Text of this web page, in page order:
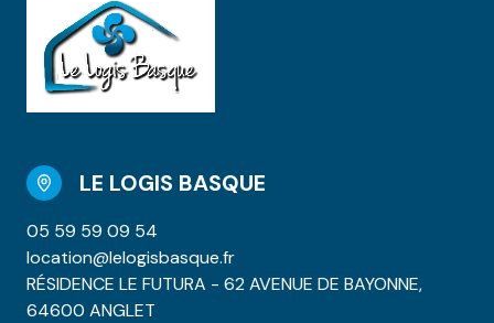
LE LOGIS BASQUE
05 59 59 09 54
location@lelogisbasque.fr
RÉSIDENCE LE FUTURA - 62 AVENUE DE BAYONNE,
64600 ANGLET